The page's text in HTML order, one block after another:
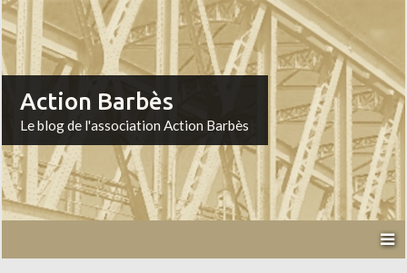
Action Barbès
Le blog de l'association Action Barbès